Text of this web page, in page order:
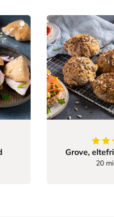
Grove,
20